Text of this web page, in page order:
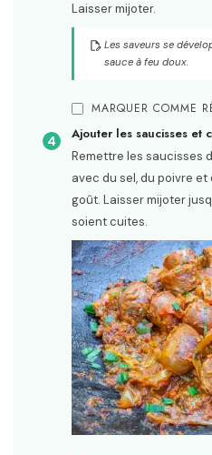
Laisser mijoter.
Les saveurs se
sauce à feu doux.
MARQUER COMME
Ajouter les saucisses et
Remettre les saucisses
avec du sel, du poivre
goût. Laisser mijoter
soient cuites.